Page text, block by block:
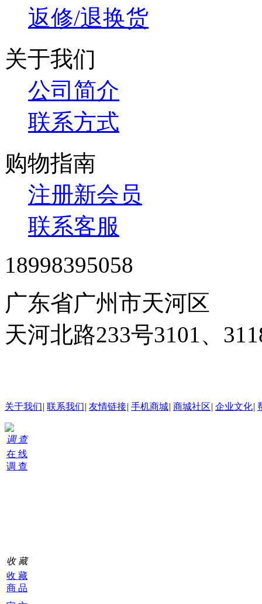
返修/退换货
关于我们
公司简介
联系方式
购物指南
注册新会员
联系客服
18998395058
广东省广州市天河区
天河北路233号3101、
关于我们 联系我们 友情链接 手机商城 商城社区 企业文化
调 查
在 线
调 查
收 藏
收 藏
商 品